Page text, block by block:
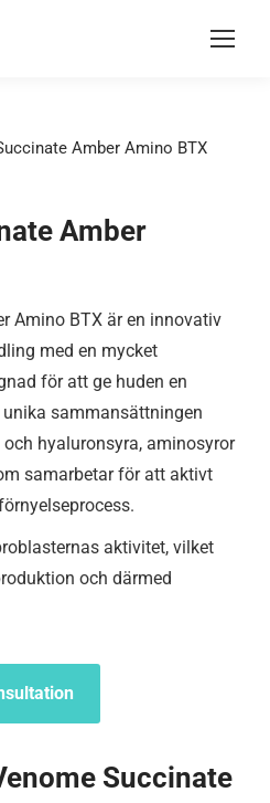
Amber Amino BTX
Amber
Amino BTX är en innovativ
med en mycket
för att ge huden en
sammansättningen
hyaluronsyra, aminosyror
samarbetar för att aktivt
aktivitet, vilket
och därmed
Succinate